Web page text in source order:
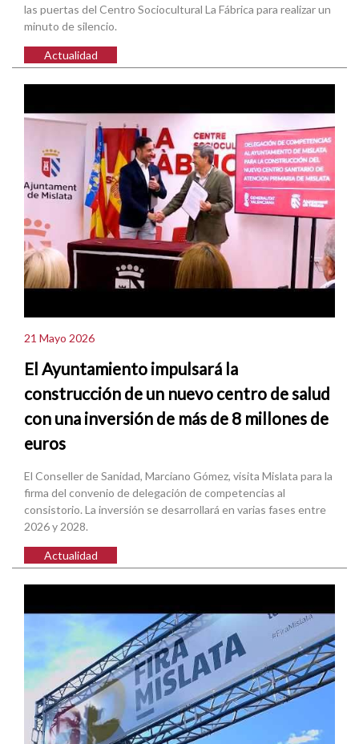
las puertas del Centro Sociocultural La Fábrica para realizar un
minuto de silencio.
Actualidad
21 Mayo 2026
El Ayuntamiento impulsará la
construcción de un nuevo centro de salud
con una inversión de más de 8 millones de
euros
El Conseller de Sanidad, Marciano Gómez, visita Mislata para la
firma del convenio de delegación de competencias al
consistorio. La inversión se desarrollará en varias fases entre
2026 y 2028.
Actualidad